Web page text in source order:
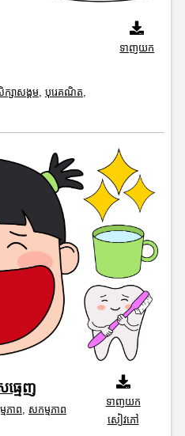
សាសង្គម, បុរេគណិត
ទាញយក
ធ្មេញ
ភាព
សកម្មភាព
ទាញយក
សៀវភៅ